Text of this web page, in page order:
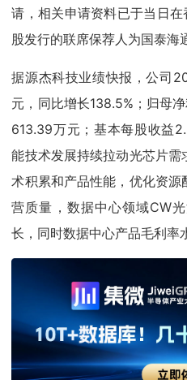
请，相关申请资料已于当日
股发行的联席保荐人为国泰海
据源杰科技业绩快报，公司
元，同比增长138.5%；归母
613.39万元；基本每股收益
能技术发展持续拉动光芯片
术积累和产品性能，优化资
营质量，数据中心领域CW
长，同时数据中心产品毛利率